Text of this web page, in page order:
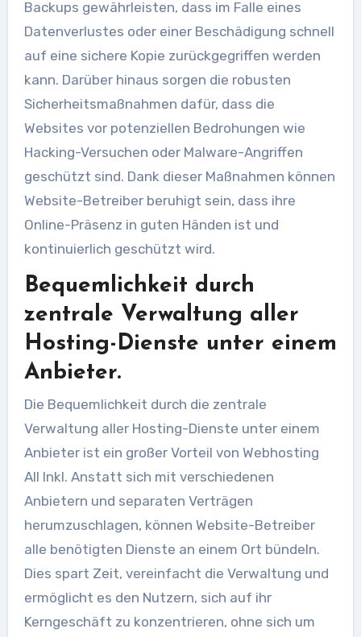
Backups gewährleisten, dass im Falle eines
Datenverlustes oder einer Beschädigung schnell
auf eine sichere Kopie zurückgegriffen werden
kann. Darüber hinaus sorgen die robusten
Sicherheitsmaßnahmen dafür, dass die
Websites vor potenziellen Bedrohungen wie
Hacking-Versuchen oder Malware-Angriffen
geschützt sind. Dank dieser Maßnahmen können
Website-Betreiber beruhigt sein, dass ihre
Online-Präsenz in guten Händen ist und
kontinuierlich geschützt wird.
Bequemlichkeit durch
zentrale Verwaltung aller
Hosting-Dienste unter einem
Anbieter.
Die Bequemlichkeit durch die zentrale
Verwaltung aller Hosting-Dienste unter einem
Anbieter ist ein großer Vorteil von Webhosting
All Inkl. Anstatt sich mit verschiedenen
Anbietern und separaten Verträgen
herumzuschlagen, können Website-Betreiber
alle benötigten Dienste an einem Ort bündeln.
Dies spart Zeit, vereinfacht die Verwaltung und
ermöglicht es den Nutzern, sich auf ihr
Kerngeschäft zu konzentrieren, ohne sich um